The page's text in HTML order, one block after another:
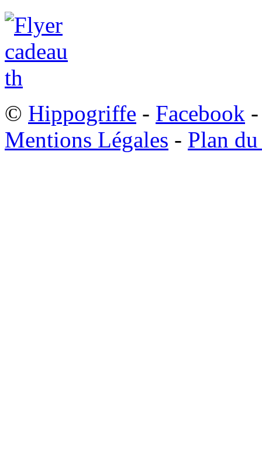
© Hippogriffe - Facebook
Mentions Légales - Plan